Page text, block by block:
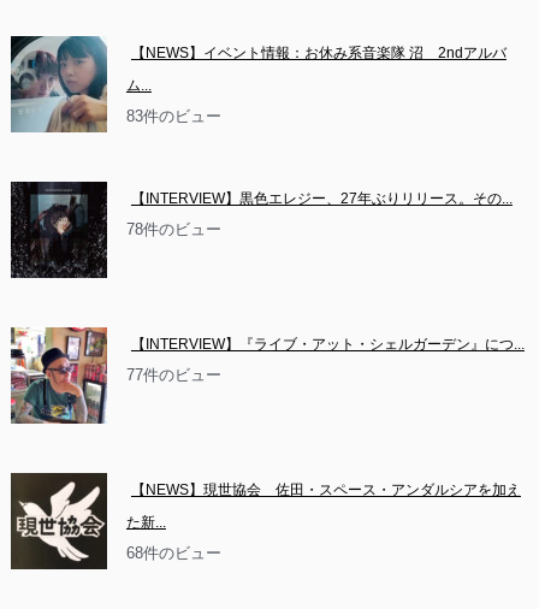
【NEWS】イベント情報：お休み系音楽隊 沼　2ndアルバ
ム...
83件のビュー
【INTERVIEW】黒色エレジー、27年ぶりリリース。その...
78件のビュー
【INTERVIEW】『ライブ・アット・シェルガーデン』につ...
77件のビュー
【NEWS】現世協会　佐田・スペース・アンダルシアを加え
た新...
68件のビュー